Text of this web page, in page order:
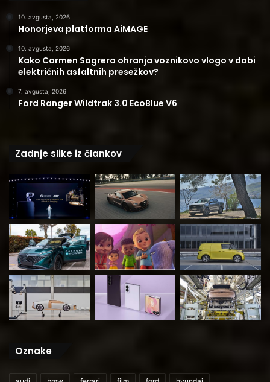
10. avgusta, 2026
Honorjeva platforma AiMAGE
10. avgusta, 2026
Kako Carmen Sagrera ohranja voznikovo vlogo v dobi
električnih asfaltnih presežkov?
7. avgusta, 2026
Ford Ranger Wildtrak 3.0 EcoBlue V6
Zadnje slike iz člankov
Oznake